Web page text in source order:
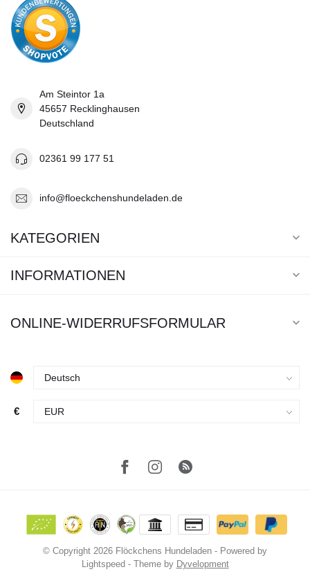
Am Steintor 1a
45657 Recklinghausen
Deutschland
02361 99 177 51
info@floeckchenshundeladen.de
KATEGORIEN
INFORMATIONEN
ONLINE-WIDERRUFSFORMULAR
€
© Copyright 2026 Flöckchens Hundeladen - Powered by
Lightspeed - Theme by Dyvelopment